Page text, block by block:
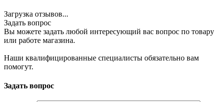
Загрузка отзывов...
Задать вопрос
Вы можете задать любой интересующий вас вопрос по товару
или работе магазина.
Наши квалифицированные специалисты обязательно вам
помогут.
Задать вопрос